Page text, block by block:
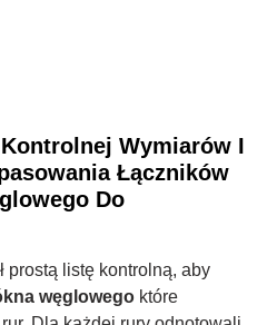
Wymiarów I
Łączników
Do
prostą listę kontrolną, aby
węglowego które